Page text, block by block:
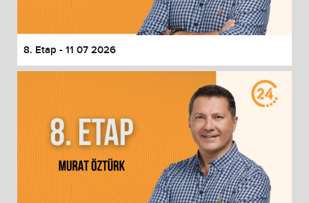
8. Etap - 11 07 2026